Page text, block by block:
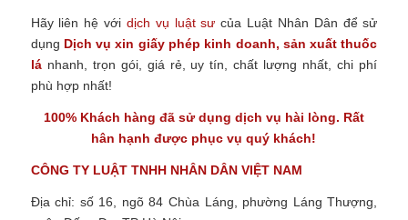
Hãy liên hệ với dịch vụ luật sư của Luật Nhân Dân để sử
dụng Dịch vụ xin giấy phép kinh doanh, sản xuất thuốc
lánhanh, trọn gói, giá rẻ, uy tín, chất lượng nhất, chi phí
phù hợp nhất!
100% Khách hàng đã sử dụng dịch vụ hài lòng. Rất
hân hạnh được phục vụ quý khách!
CÔNG TY LUẬT TNHH NHÂN DÂN VIỆT NAM
Địa chỉ: số 16, ngõ 84 Chùa Láng, phường Láng Thượng,